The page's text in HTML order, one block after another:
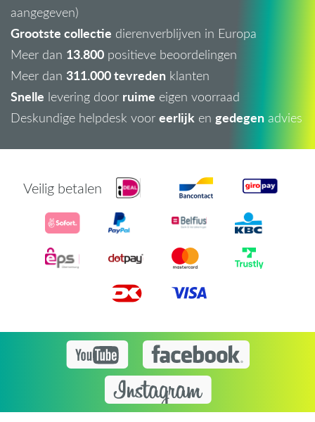
aangegeven)
Grootste collectie dierenverblijven in Europa
Meer dan 13.800 positieve beoordelingen
Meer dan 311.000 tevreden klanten
Snelle levering door ruime eigen voorraad
Deskundige helpdesk voor eerlijk en gedegen advies
Veilig betalen